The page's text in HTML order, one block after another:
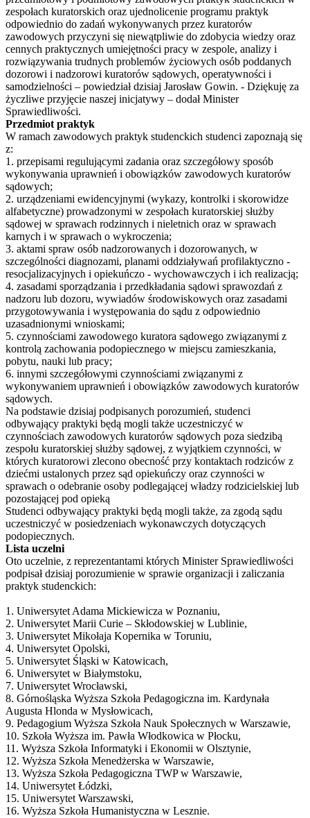
zespołach kuratorskich oraz ujednolicenie programu praktyk
odpowiednio do zadań wykonywanych przez kuratorów
zawodowych przyczyni się niewątpliwie do zdobycia wiedzy oraz
cennych praktycznych umiejętności pracy w zespole, analizy i
rozwiązywania trudnych problemów życiowych osób poddanych
dozorowi i nadzorowi kuratorów sądowych, operatywności i
samodzielności – powiedział dzisiaj Jarosław Gowin. - Dziękuję za
życzliwe przyjęcie naszej inicjatywy – dodał Minister
Sprawiedliwości.
Przedmiot praktyk
W ramach zawodowych praktyk studenckich studenci zapoznają się
z:
1. przepisami regulującymi zadania oraz szczegółowy sposób
wykonywania uprawnień i obowiązków zawodowych kuratorów
sądowych;
2. urządzeniami ewidencyjnymi (wykazy, kontrolki i skorowidze
alfabetyczne) prowadzonymi w zespołach kuratorskiej służby
sądowej w sprawach rodzinnych i nieletnich oraz w sprawach
karnych i w sprawach o wykroczenia;
3. aktami spraw osób nadzorowanych i dozorowanych, w
szczególności diagnozami, planami oddziaływań profilaktyczno -
resocjalizacyjnych i opiekuńczo - wychowawczych i ich realizacją;
4. zasadami sporządzania i przedkładania sądowi sprawozdań z
nadzoru lub dozoru, wywiadów środowiskowych oraz zasadami
przygotowywania i występowania do sądu z odpowiednio
uzasadnionymi wnioskami;
5. czynnościami zawodowego kuratora sądowego związanymi z
kontrolą zachowania podopiecznego w miejscu zamieszkania,
pobytu, nauki lub pracy;
6. innymi szczegółowymi czynnościami związanymi z
wykonywaniem uprawnień i obowiązków zawodowych kuratorów
sądowych.
Na podstawie dzisiaj podpisanych porozumień, studenci
odbywający praktyki będą mogli także uczestniczyć w
czynnościach zawodowych kuratorów sądowych poza siedzibą
zespołu kuratorskiej służby sądowej, z wyjątkiem czynności, w
których kuratorowi zlecono obecność przy kontaktach rodziców z
dziećmi ustalonych przez sąd opiekuńczy oraz czynności w
sprawach o odebranie osoby podlegającej władzy rodzicielskiej lub
pozostającej pod opieką
Studenci odbywający praktyki będą mogli także, za zgodą sądu
uczestniczyć w posiedzeniach wykonawczych dotyczących
podopiecznych.
Lista uczelni
Oto uczelnie, z reprezentantami których Minister Sprawiedliwości
podpisał dzisiaj porozumienie w sprawie organizacji i zaliczania
praktyk studenckich:
1. Uniwersytet Adama Mickiewicza w Poznaniu,
2. Uniwersytet Marii Curie – Skłodowskiej w Lublinie,
3. Uniwersytet Mikołaja Kopernika w Toruniu,
4. Uniwersytet Opolski,
5. Uniwersytet Śląski w Katowicach,
6. Uniwersytet w Białymstoku,
7. Uniwersytet Wrocławski,
8. Górnośląska Wyższa Szkoła Pedagogiczna im. Kardynała
Augusta Hlonda w Mysłowicach,
9. Pedagogium Wyższa Szkoła Nauk Społecznych w Warszawie,
10. Szkoła Wyższa im. Pawła Włodkowica w Płocku,
11. Wyższa Szkoła Informatyki i Ekonomii w Olsztynie,
12. Wyższa Szkoła Menedżerska w Warszawie,
13. Wyższa Szkoła Pedagogiczna TWP w Warszawie,
14. Uniwersytet Łódzki,
15. Uniwersytet Warszawski,
16. Wyższa Szkoła Humanistyczna w Lesznie.